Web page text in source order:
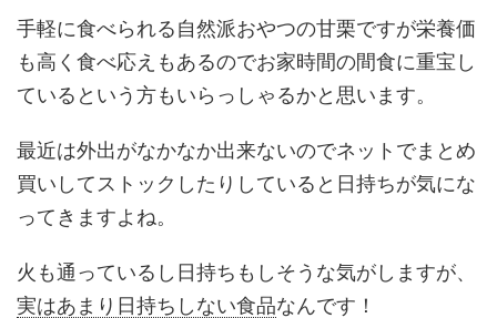
手軽に食べられる自然派おやつの甘栗ですが栄養価
も高く食べ応えもあるのでお家時間の間食に重宝し
ているという方もいらっしゃるかと思います。
最近は外出がなかなか出来ないのでネットでまとめ
買いしてストックしたりしていると日持ちが気にな
ってきますよね。
火も通っているし日持ちもしそうな気がしますが、
実はあまり日持ちしない食品なんです！